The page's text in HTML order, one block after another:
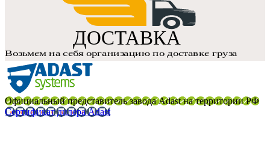
Официальный представитель завода Adast на территории РФ
Сертификат дилера Adast